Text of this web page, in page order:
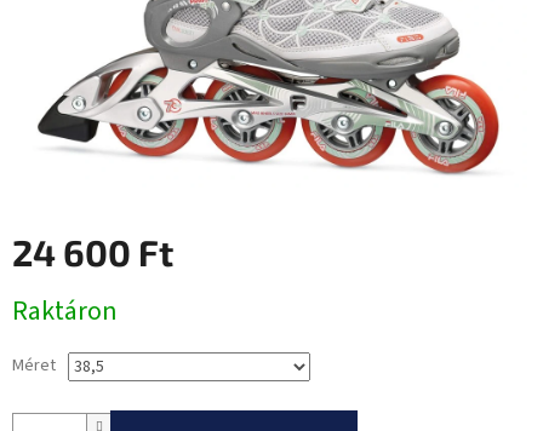
24 600 Ft
Raktáron
Méret